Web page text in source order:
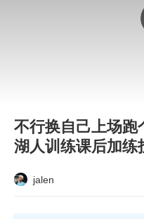
不行换自己上场跑
湖人训练课后加练
jalen